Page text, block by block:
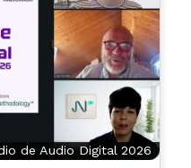
de Audio Digital 2026